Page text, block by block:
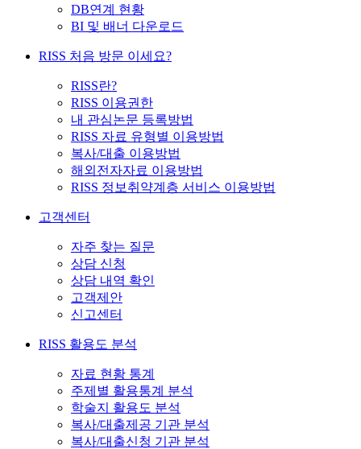
DB연계 현황
BI 및 배너 다운로드
RISS 처음 방문 이세요?
RISS란?
RISS 이용권한
내 관심논문 등록방법
RISS 자료 유형별 이용방법
복사/대출 이용방법
해외전자자료 이용방법
RISS 정보취약계층 서비스 이용방법
고객센터
자주 찾는 질문
상담 신청
상담 내역 확인
고객제안
신고센터
RISS 활용도 분석
자료 현황 통계
주제별 활용통계 분석
학술지 활용도 분석
복사/대출제공 기관 분석
복사/대출신청 기관 분석